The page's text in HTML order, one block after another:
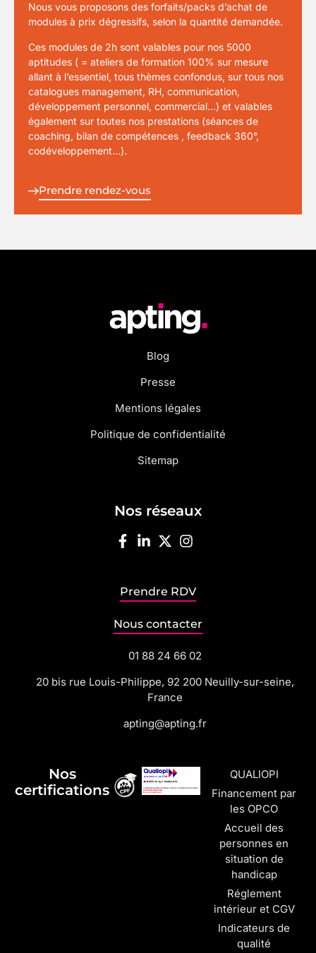
Nous vous proposons des forfaits/packs d’achat de
modules à prix dégressifs, selon la quantité demandée.
Ces modules de 2h sont valables pour nos 5000
aptitudes ( = ateliers de formation 100% sur mesure
allant à l’essentiel, tous thèmes confondus, sur tous nos
catalogues management, RH, communication,
développement personnel, commercial…) et valables
également sur toutes nos prestations (séances de
coaching, bilan de compétences , feedback 360°,
codéveloppement…).
Prendre rendez-vous
Blog
Presse
Mentions légales
Politique de confidentialité
Sitemap
Nos réseaux
Prendre RDV
Nous contacter
01 88 24 66 02
20 bis rue Louis-Philippe, 92 200 Neuilly-sur-seine,
France
apting@apting.fr
Nos
certifications
QUALIOPI
Financement par
les OPCO
Accueil des
personnes en
situation de
handicap
Réglement
intérieur et CGV
Indicateurs de
qualité